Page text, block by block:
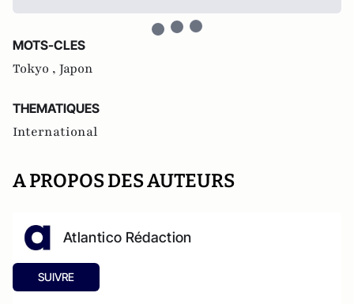
MOTS-CLES
Tokyo , Japon
THEMATIQUES
International
A PROPOS DES AUTEURS
Atlantico Rédaction
SUIVRE